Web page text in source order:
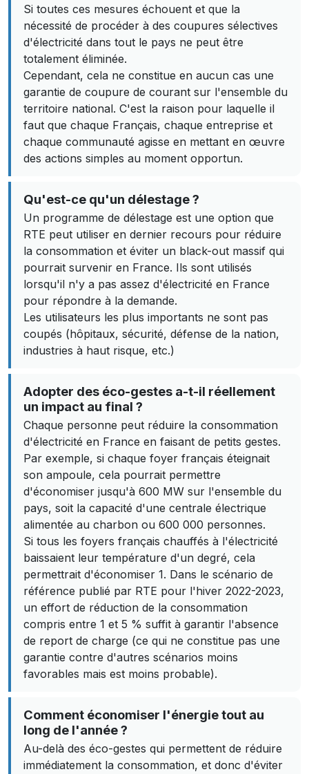
Si toutes ces mesures échouent et que la
nécessité de procéder à des coupures sélectives
d'électricité dans tout le pays ne peut être
totalement éliminée.
Cependant, cela ne constitue en aucun cas une
garantie de coupure de courant sur l'ensemble du
territoire national. C'est la raison pour laquelle il
faut que chaque Français, chaque entreprise et
chaque communauté agisse en mettant en œuvre
des actions simples au moment opportun.
Qu'est-ce qu'un délestage ?
Un programme de délestage est une option que
RTE peut utiliser en dernier recours pour réduire
la consommation et éviter un black-out massif qui
pourrait survenir en France. Ils sont utilisés
lorsqu'il n'y a pas assez d'électricité en France
pour répondre à la demande.
Les utilisateurs les plus importants ne sont pas
coupés (hôpitaux, sécurité, défense de la nation,
industries à haut risque, etc.)
Adopter des éco-gestes a-t-il réellement
un impact au final ?
Chaque personne peut réduire la consommation
d'électricité en France en faisant de petits gestes.
Par exemple, si chaque foyer français éteignait
son ampoule, cela pourrait permettre
d'économiser jusqu'à 600 MW sur l'ensemble du
pays, soit la capacité d'une centrale électrique
alimentée au charbon ou 600 000 personnes.
Si tous les foyers français chauffés à l'électricité
baissaient leur température d'un degré, cela
permettrait d'économiser 1. Dans le scénario de
référence publié par RTE pour l'hiver 2022-2023,
un effort de réduction de la consommation
compris entre 1 et 5 % suffit à garantir l'absence
de report de charge (ce qui ne constitue pas une
garantie contre d'autres scénarios moins
favorables mais est moins probable).
Comment économiser l'énergie tout au
long de l'année ?
Au-delà des éco-gestes qui permettent de réduire
immédiatement la consommation, et donc d'éviter